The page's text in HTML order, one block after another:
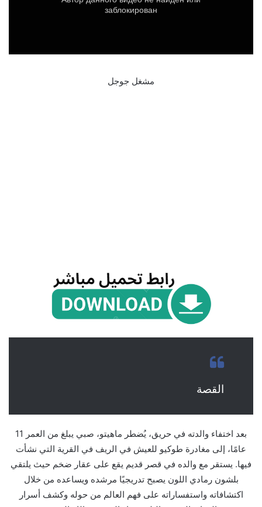
مشغل جوجل
القصة
بعد اختفاء والدته في حريق، يُضطر ماهيتو، صبي يبلغ من العمر 11
عامًا، إلى مغادرة طوكيو للعيش في الريف في القرية التي نشأت
فيها. يستقر مع والده في قصر قديم يقع على عقار ضخم حيث يلتقي
بلشون رمادي اللون يصبح تدريجيًا مرشده ويساعده من خلال
اكتشافاته واستفساراته على فهم العالم من حوله وكشف أسرار